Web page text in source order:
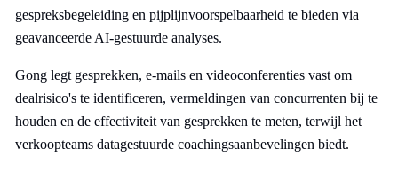
gespreksbegeleiding en pijplijnvoorspelbaarheid te bieden via
geavanceerde AI-gestuurde analyses.
Gong legt gesprekken, e-mails en videoconferenties vast om
dealrisico's te identificeren, vermeldingen van concurrenten bij te
houden en de effectiviteit van gesprekken te meten, terwijl het
verkoopteams datagestuurde coachingsaanbevelingen biedt.